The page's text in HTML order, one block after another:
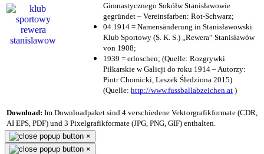
Gimnastycznego Sokółw Stanisławowie
gegründet – Vereinsfarben: Rot-Schwarz;
04.1914 = Namensänderung in Stanisławowski
Klub Sportowy (S. K. S.) „Rewera“ Stanisławów
von 1908;
1939 = erloschen; (Quelle: Rozgrywki
Piłkarskie w Galicji do roku 1914 – Autorzy:
Piotr Chomicki, Leszek Śledziona 2015)
(Quelle: http://www.fussballabzeichen.at )
Download: Im Downloadpaket sind 4 verschiedene Vektorgrafikformate (CDR,
AI EPS, PDF) und 3 Pixelgrafikformate (JPG, PNG, GIF) enthalten.
×
×